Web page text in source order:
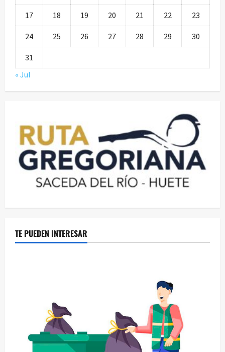
17 18 19 20 21 22 23
24 25 26 27 28 29 30
31
« Jul
TE PUEDEN INTERESAR